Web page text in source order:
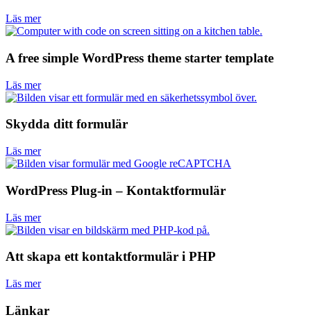
Läs mer
A free simple WordPress theme starter template
Läs mer
Skydda ditt formulär
Läs mer
WordPress Plug-in – Kontaktformulär
Läs mer
Att skapa ett kontaktformulär i PHP
Läs mer
Länkar